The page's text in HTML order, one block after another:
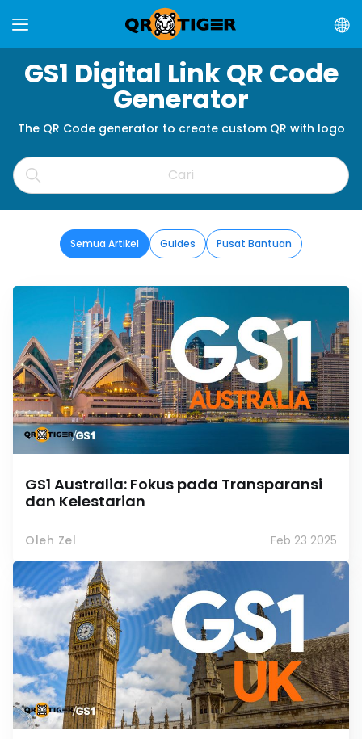
GS1 Digital Link QR Code
Generator
The QR Code generator to create custom QR with logo
Semua Artikel Guides Pusat Bantuan
GS1 Australia: Fokus pada Transparansi
dan Kelestarian
Oleh Zel Feb 23 2025